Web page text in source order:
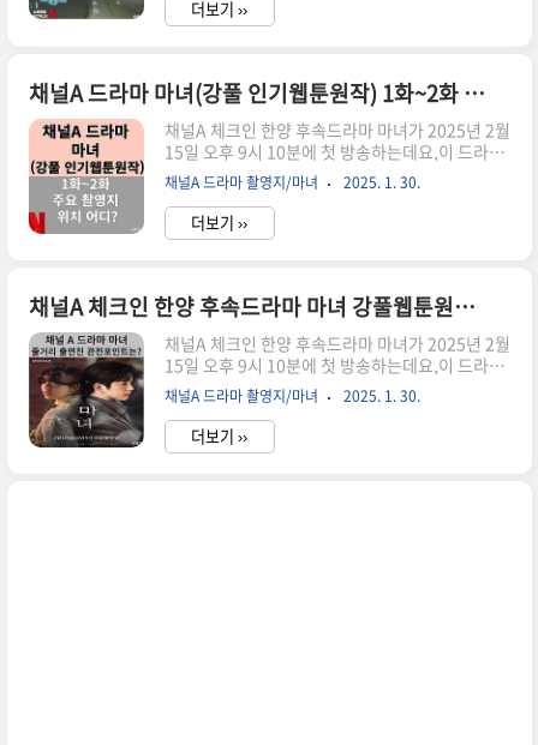
노정의가 주연을 맡아 더욱 기대를 모으고 있습니
다! 두둥~방송정보장르미스터리, 로맨스방송 시간
토 · 일 / 오후 9:10 ~방송 기간방송중 2025년 2월
15일 ~ 2025년 3월 16일(예정)방송 횟수10부작
제작사쇼박스, 미스터로맨스채널채널A·라이프타
임추가 채널채널A 플러스제작진연출김태균극본조
유진출연박진영, 노정의 外원작강풀의 카카오웹
툰 〈마녀〉 ▶촬영 기간202..
더보기 ››
채널A 드라마 마녀(강풀 인기웹툰원작) 1화~2화 주요 촬영지 위치 어디?
채널A 체크인 한양 후속드라마 마녀가 2025년 2월
15일 오후 9시 10분에 첫 방송하는데요,이 드라마
는 대한민국 대표 웹툰 작가 강풀의 인기 웹툰을 원
작으로 한 미스터리 로맨스로,벌써부터 많은 팬들
의 관심을 받고 있습니다.특히, 박진영(GOT7)과
노정의가 주연을 맡아 더욱 기대를 모으고 있습니
다! 두둥~방송정보장르미스터리, 로맨스방송 시간
토 · 일 / 오후 9:10 ~방송 기간방송중 2025년 2월
15일 ~ 2025년 3월 16일(예정)방송 횟수10부작
제작사쇼박스, 미스터로맨스채널채널A·라이프타
임추가 채널채널A 플러스제작진연출김태균극본조
유진출연박진영, 노정의 外원작강풀의 카카오웹
툰 〈마녀〉 ▶촬영 기간202..
채널A 드라마 촬영지/마녀 2025. 1. 30.
더보기 ››
채널A 체크인 한양 후속드라마 마녀 강풀웹툰원작,줄거리,출연진,인물관계도,관전포인트는?
채널A 체크인 한양 후속드라마 마녀가 2025년 2월
15일 오후 9시 10분에 첫 방송하는데요,이 드라마
는 대한민국 대표 웹툰 작가 강풀의 인기 웹툰을 원
작으로 한 미스터리 로맨스로,벌써부터 많은 팬들
의 관심을 받고 있습니다.특히, 박진영(GOT7)과
노정의가 주연을 맡아 더욱 기대를 모으고 있는데
채널A 드라마 촬영지/마녀 2025. 1. 30.
더보기 ››